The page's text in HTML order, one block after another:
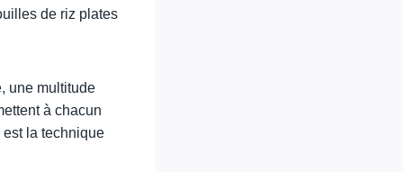
de riz plates
une multitude
à chacun
est la technique